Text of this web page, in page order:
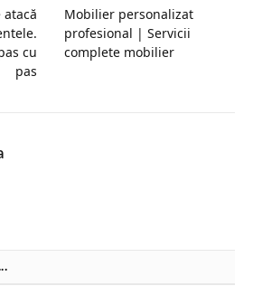
atacă
cu
pas
Mobilier personalizat
profesional | Servicii
complete mobilier